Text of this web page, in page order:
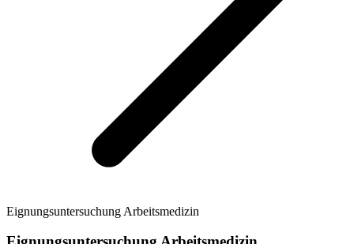
Eignungsuntersuchung Arbeitsmedizin